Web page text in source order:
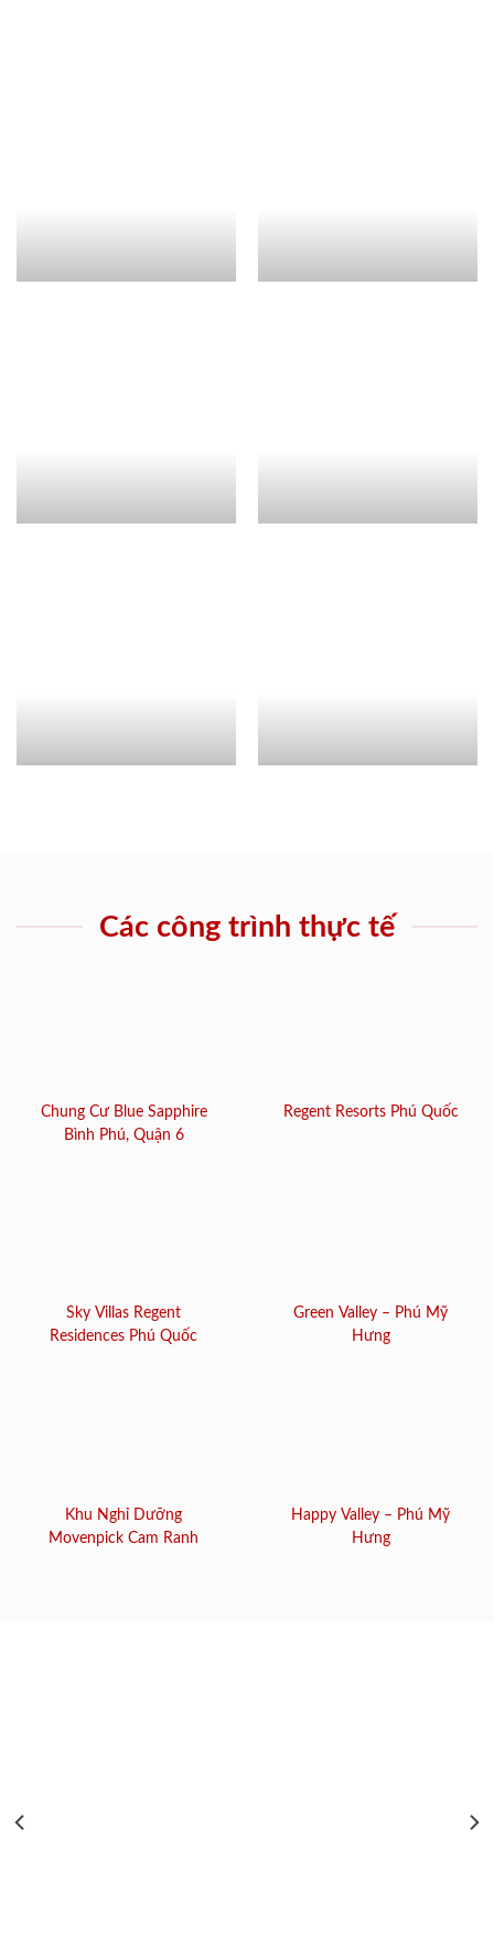
Các công trình thực tế
Chung Cư Blue Sapphire
Bình Phú, Quận 6
Regent Resorts Phú Quốc
Sky Villas Regent
Residences Phú Quốc
Green Valley – Phú Mỹ
Hưng
Khu Nghỉ Dưỡng
Movenpick Cam Ranh
Happy Valley – Phú Mỹ
Hưng